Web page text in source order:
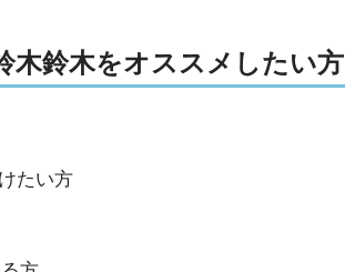
木鈴木をオススメしたい方
たい方